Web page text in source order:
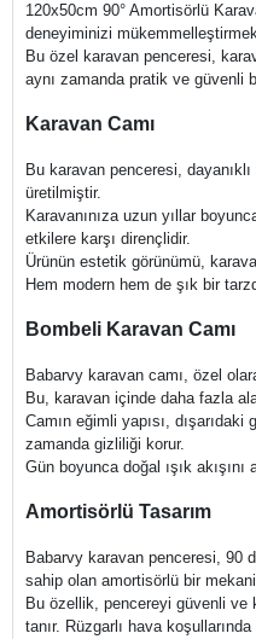
120x50cm 90° Amortisörlü
deneyiminizi
Bu özel karavan penceresi,
aynı zamanda pratik ve güvenli
Karavan Camı
Bu karavan penceresi,
üretilmiştir.
Karavanınıza uzun yıllar
etkilere karşı dirençlidir.
Ürünün estetik görünümü,
Hem modern hem de şık bir
Bombeli Karavan Camı
Babarvy karavan camı, özel
Bu, karavan içinde daha fazla
Camın eğimli yapısı,
zamanda gizliliği korur.
Gün boyunca doğal ışık akışını
Amortisörlü Tasarım
Babarvy karavan penceresi, 90
sahip olan amortisörlü bir
Bu özellik, pencereyi güvenli ve
tanır. Rüzgarlı hava